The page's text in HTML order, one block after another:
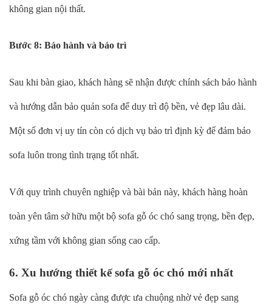
không gian nội thất.
Bước 8: Bảo hành và bảo trì
Sau khi bàn giao, khách hàng sẽ nhận được chính sách bảo hành
và hướng dẫn bảo quản sofa để duy trì độ bền, vẻ đẹp lâu dài.
Một số đơn vị uy tín còn có dịch vụ bảo trì định kỳ để đảm bảo
sofa luôn trong tình trạng tốt nhất.
Với quy trình chuyên nghiệp và bài bản này, khách hàng hoàn
toàn yên tâm sở hữu một bộ sofa gỗ óc chó sang trọng, bền đẹp,
xứng tầm với không gian sống cao cấp.
6. Xu hướng thiết kế sofa gỗ óc chó mới nhất
Sofa gỗ óc chó ngày càng được ưa chuộng nhờ vẻ đẹp sang